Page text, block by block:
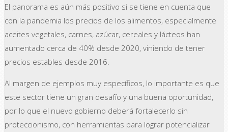
El panorama es aún más positivo si se tiene en cuenta que
con la pandemia los precios de los alimentos, especialmente
aceites vegetales, carnes, azúcar, cereales y lácteos han
aumentado cerca de 40% desde 2020, viniendo de tener
precios estables desde 2016.
Al margen de ejemplos muy específicos, lo importante es que
este sector tiene un gran desafío y una buena oportunidad,
por lo que el nuevo gobierno deberá fortalecerlo sin
proteccionismo, con herramientas para lograr potencializar